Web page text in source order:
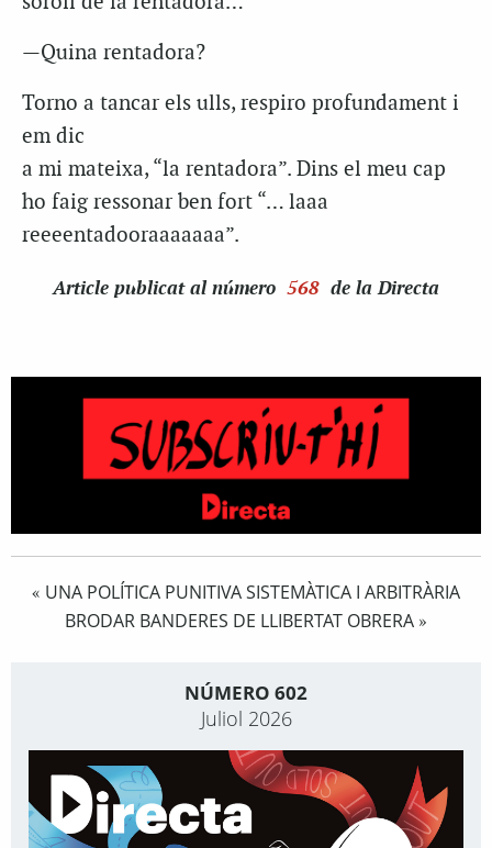
—Quina rentadora?
Torno a tancar els ulls, respiro profundament i
em dic
a mi mateixa, “la rentadora”. Dins el meu cap
ho faig ressonar ben fort “… laaa
reeeentadooraaaaaaa”.
Article publicat al número 568 de la Directa
« UNA POLÍTICA PUNITIVA SISTEMÀTICA I ARBITRÀRIA
BRODAR BANDERES DE LLIBERTAT OBRERA »
NÚMERO 602
Juliol 2026